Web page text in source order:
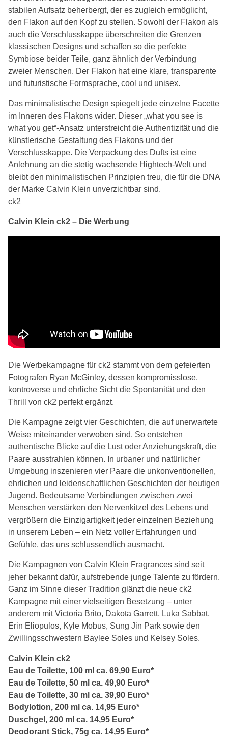
stabilen Aufsatz beherbergt, der es zugleich ermöglicht,
den Flakon auf den Kopf zu stellen. Sowohl der Flakon als
auch die Verschlusskappe überschreiten die Grenzen
klassischen Designs und schaffen so die perfekte
Symbiose beider Teile, ganz ähnlich der Verbindung
zweier Menschen. Der Flakon hat eine klare, transparente
und futuristische Formsprache, cool und unisex.
Das minimalistische Design spiegelt jede einzelne Facette
im Inneren des Flakons wider. Dieser „what you see is
what you get“-Ansatz unterstreicht die Authentizität und die
künstlerische Gestaltung des Flakons und der
Verschlusskappe. Die Verpackung des Dufts ist eine
Anlehnung an die stetig wachsende Hightech-Welt und
bleibt den minimalistischen Prinzipien treu, die für die DNA
der Marke Calvin Klein unverzichtbar sind.
ck2
Calvin Klein ck2 – Die Werbung
Die Werbekampagne für ck2 stammt von dem gefeierten
Fotografen Ryan McGinley, dessen kompromisslose,
kontroverse und ehrliche Sicht die Spontanität und den
Thrill von ck2 perfekt ergänzt.
Die Kampagne zeigt vier Geschichten, die auf unerwartete
Weise miteinander verwoben sind. So entstehen
authentische Blicke auf die Lust oder Anziehungskraft, die
Paare ausstrahlen können. In urbaner und natürlicher
Umgebung inszenieren vier Paare die unkonventionellen,
ehrlichen und leidenschaftlichen Geschichten der heutigen
Jugend. Bedeutsame Verbindungen zwischen zwei
Menschen verstärken den Nervenkitzel des Lebens und
vergrößern die Einzigartigkeit jeder einzelnen Beziehung
in unserem Leben – ein Netz voller Erfahrungen und
Gefühle, das uns schlussendlich ausmacht.
Die Kampagnen von Calvin Klein Fragrances sind seit
jeher bekannt dafür, aufstrebende junge Talente zu fördern.
Ganz im Sinne dieser Tradition glänzt die neue ck2
Kampagne mit einer vielseitigen Besetzung – unter
anderem mit Victoria Brito, Dakota Garrett, Luka Sabbat,
Erin Eliopulos, Kyle Mobus, Sung Jin Park sowie den
Zwillingsschwestern Baylee Soles und Kelsey Soles.
Calvin Klein ck2
Eau de Toilette, 100 ml ca. 69,90 Euro*
Eau de Toilette, 50 ml ca. 49,90 Euro*
Eau de Toilette, 30 ml ca. 39,90 Euro*
Bodylotion, 200 ml ca. 14,95 Euro*
Duschgel, 200 ml ca. 14,95 Euro*
Deodorant Stick, 75g ca. 14,95 Euro*